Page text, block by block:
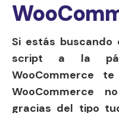
Si estás buscando
script a la
WooCommerce
WooCommerce
gracias del tipo